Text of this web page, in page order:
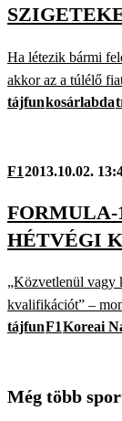
Ha létezik bármi
akkor az a túlélő
tájfunkosárlabda
F12013.10.02.
HÉTVÉGI
„Közvetlenül vagy
kvalifikációt” –
tájfunF1Koreai
Még több